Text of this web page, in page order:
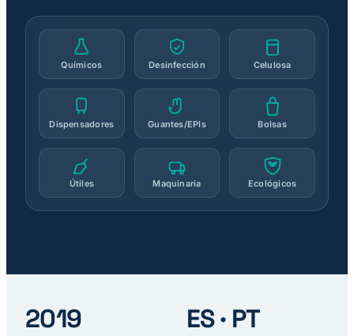
Químicos Desinfección Celulosa
Dispensadores Guantes/EPIs Bolsas
Útiles Maquinaria Ecológicos
2019 ES · PT